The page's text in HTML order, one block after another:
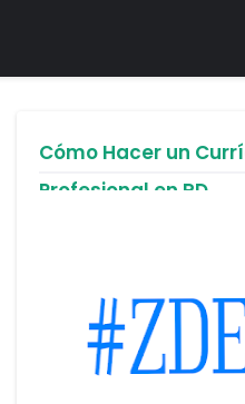
Cómo Hacer un
Profesional en RD